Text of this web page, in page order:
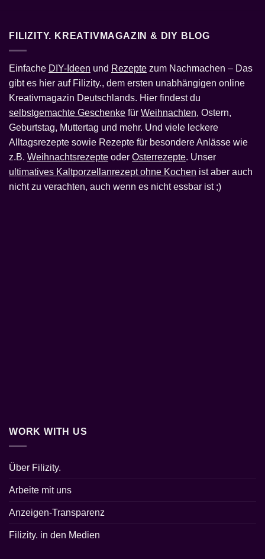
FILIZITY. KREATIVMAGAZIN & DIY BLOG
Einfache DIY-Ideen und Rezepte zum Nachmachen – Das
gibt es hier auf Filizity., dem ersten unabhängigen online
Kreativmagazin Deutschlands. Hier findest du
selbstgemachte Geschenke für Weihnachten, Ostern,
Geburtstag, Muttertag und mehr. Und viele leckere
Alltagsrezepte sowie Rezepte für besondere Anlässe wie
z.B. Weihnachtsrezepte oder Osterrezepte. Unser
ultimatives Kaltporzellanrezept ohne Kochen ist aber auch
nicht zu verachten, auch wenn es nicht essbar ist ;)
WORK WITH US
Über Filizity.
Arbeite mit uns
Anzeigen-Transparenz
Filizity. in den Medien